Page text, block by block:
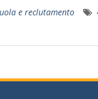
e reclutamento